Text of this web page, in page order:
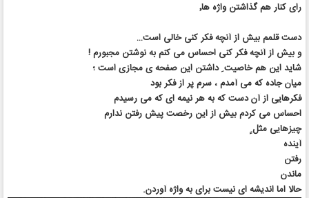
رای کنار هم گذاشتن واژه ها٬
دست قلمم بیش از آنچه فکر کنی خالی است…
و بیش از آنچه فکر کنی احساس می کنم به نوشتن مجبورم !
شاید این هم خاصیت ِ داشتن این صفحه ی مجازی است ؛
میان جاده که می آمدم ، سرم پر از فکر بود
فکرهایی از آن دست که به هر نیمه ای که می رسیدم
احساس می کردم بیش از این رخصت پیش رفتن ندارم
چیزهایی مثل ِِ
آینده
رفتن
ماندن
حالا اما اندیشه ای نیست برای به واژه آوردن.